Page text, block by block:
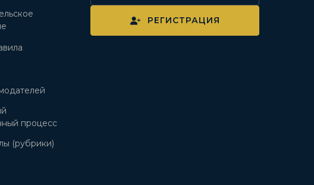
процесс
(рубрики)
РЕГИСТРАЦИЯ